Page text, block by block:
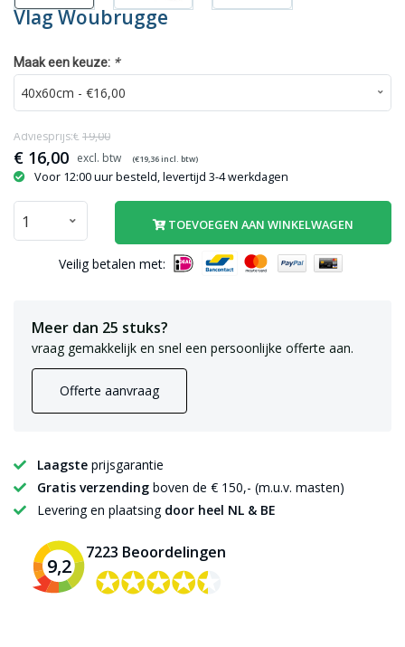
Vlag Woubrugge
Maak een keuze: *
€ 16,00 (€19,36incl. btw)
Adviesprijs:€ 19,00
Voor 12:00 uur besteld, levertijd 3-4 werkdagen
TOEVOEGEN AAN WINKELWAGEN
Veilig betalen met:
Meer dan 25 stuks?
vraag gemakkelijk en snel een persoonlijke offerte aan.
Offerte aanvraag
Laagste prijsgarantie
Gratis verzending boven de € 150,- (m.u.v. masten)
Levering en plaatsing door heel NL & BE
9,2
7223 Beoordelingen
✪✪✪✪✪
✪✪✪✪✪